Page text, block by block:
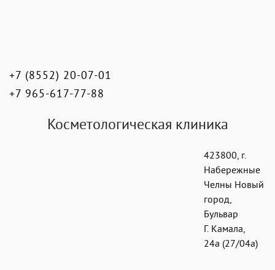
+7 (8552) 20-07-01
+7 965-617-77-88
Косметологическая клиника
423800, г.
Набережные
Челны Новый
город,
Бульвар
Г. Камала,
24а (27/04а)